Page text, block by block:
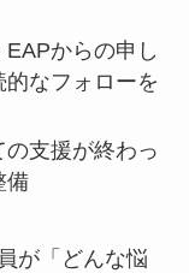
EAPからの申し
なフォローを
支援が終わっ
備
が「どんな悩